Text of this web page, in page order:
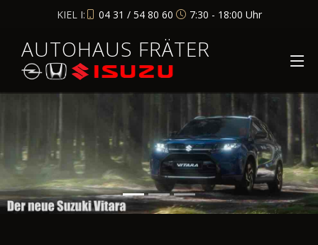
KIEL I: 04 31 / 54 80 60 7:30 - 18:00 Uhr
AUTOHAUS FRÄTER